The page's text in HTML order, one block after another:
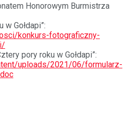
Honorowym Burmistrza
w Gołdapi”:
konkurs-fotograficzny-
pory roku w Gołdapi”:
uploads/2021/06/formularz-